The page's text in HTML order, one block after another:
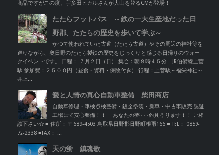
商品ですがこの度、宇多田ヒカルさんが大山を登るCMが登場！
たたらフットパス ～鉄の一大生産地だった日
野郡、たたらの歴史を歩いて学ぶ～
かつて使われていた古道（たたら古道）やその周辺の神社等を
巡りながら、奥日野のたたら製鉄の歴史をじっくりと感じる日帰りのウォー
クイベントです。 日程： ７月２日（日） 集合：朝８時４５分 JR伯備線上菅
駅 参加費：２５００円（昼食・資料・保険付き） 行程：上菅駅～福栄神社～
井上...
愛と人情の真心自動車整備 柴田商店
自動車修理・車検点検整備・鈑金塗装・新車・中古車販売 認証
工場にて安心整備！！ あなたの夢･･･釣具うります！！ ご相
談下さい☆ ■ 住所： 〒689-4503 鳥取県日野郡日野町根雨166 ■ TEL： 0859-
72-2338 ■FAX： ...
天の蛍 鎮魂歌